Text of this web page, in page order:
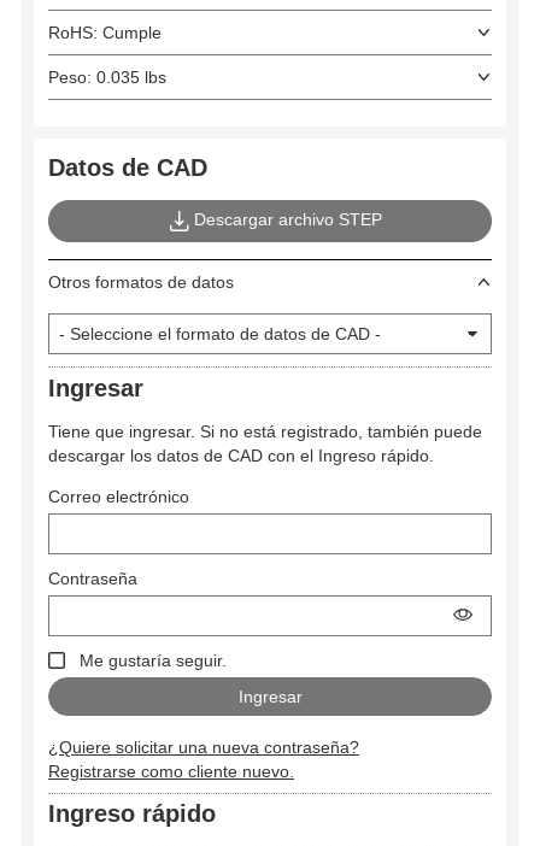
RoHS: Cumple
Peso: 0.035 lbs
Datos de CAD
Descargar archivo STEP
Otros formatos de datos
Ingresar
Tiene que ingresar. Si no está registrado, también puede
descargar los datos de CAD con el Ingreso rápido.
Correo electrónico
Contraseña
Me gustaría seguir.
¿Quiere solicitar una nueva contraseña?
Registrarse como cliente nuevo.
Ingreso rápido